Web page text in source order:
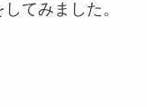
てみました。